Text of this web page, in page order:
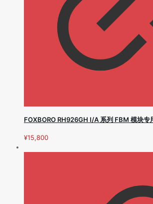
FOXBORO RH926GH I/A 系列 FBM 模块专
¥15,800